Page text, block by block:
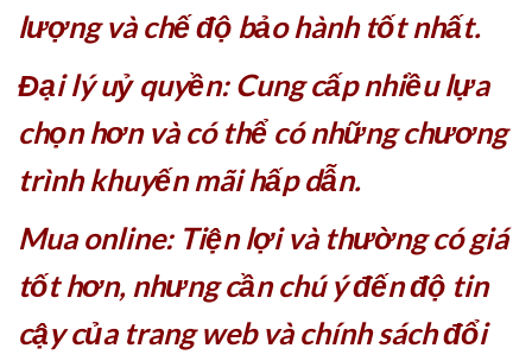
lượng và chế độ bảo hành tốt nhất.
Đại lý uỷ quyền: Cung cấp nhiều lựa
chọn hơn và có thể có những chương
trình khuyến mãi hấp dẫn.
Mua online: Tiện lợi và thường có giá
tốt hơn, nhưng cần chú ý đến độ tin
cậy của trang web và chính sách đổi